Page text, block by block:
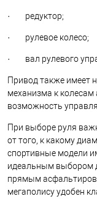
· редуктор;
· рулевое колесо;
· вал рулевого
Привод также имеет
механизма к
возможность
При выборе руля
от того, к какому
спортивные модели
идеальным выбором
прямым
мегаполису удобен